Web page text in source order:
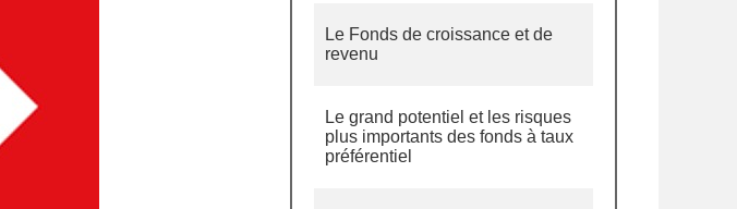
Le Fonds de croissance et de
revenu
Le grand potentiel et les risques
plus importants des fonds à taux
préférentiel